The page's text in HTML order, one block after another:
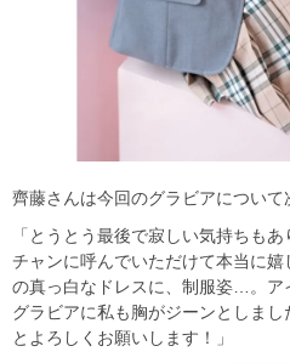
齊藤さんは今回のグラビアについて
「とうとう最後で寂しい気持ちも
チャンに呼んでいただけて本当に
の真っ白なドレスに、制服姿…。ア
グラビアに私も胸がジーンとしま
とよろしくお願いします！」